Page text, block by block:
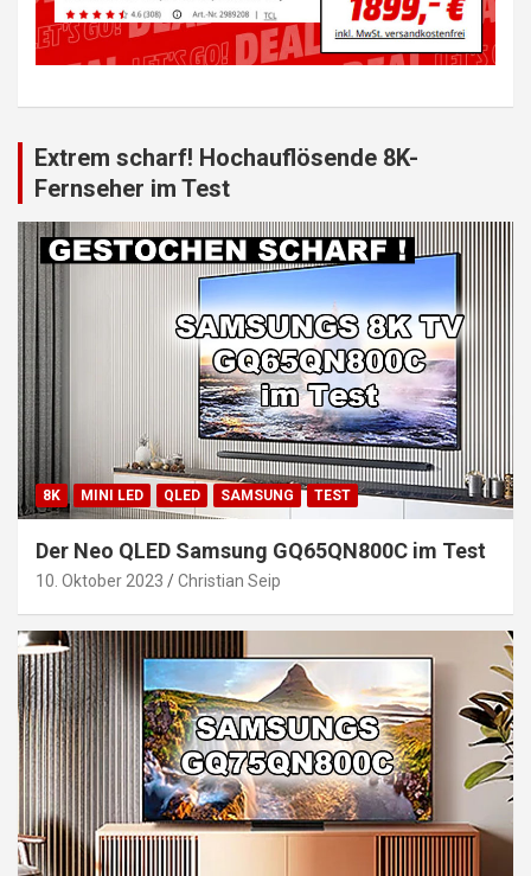
Extrem scharf! Hochauflösende 8K-
Fernseher im Test
8K MINI LED QLED SAMSUNG TEST
Der Neo QLED Samsung GQ65QN800C im Test
10. Oktober 2023 Christian Seip